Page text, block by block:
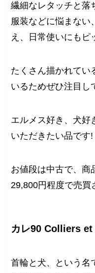
繊細なレタッチと落
服装などに悩まない
え、日常使いにもピ
たくさん描かれてい
いるためぜひ注目し
エルメス好き、犬好
いただきたい品です!
お値段は中古で、商
29,800円程度で売買
カレ90 Colliers
首輪と犬、という名